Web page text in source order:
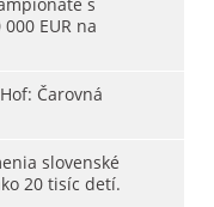
EUR na
Čarovná
slovenské
20 tisíc detí.